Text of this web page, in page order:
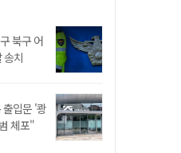
북구 어
송치
출입문 '쾅
체포"